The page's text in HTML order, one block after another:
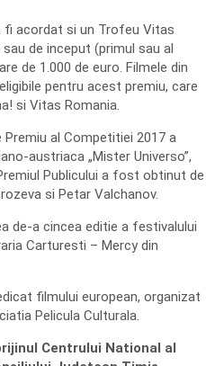
fi acordat si un Trofeu Vitas
de inceput (primul sau al
de 1.000 de euro. Filmele din
pentru acest premiu, care
si Vitas Romania.
al Competitiei 2017 a
austriaca „Mister Universo”,
Publicului a fost obtinut de
si Petar Valchanov.
de-a cincea editie a festivalului
Carturesti – Mercy din
filmului european, organizat
Pelicula Culturala.
Centrului National al